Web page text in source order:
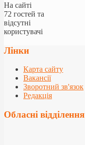
На сайті
72 гостей та
відсутні
користувачі
Лінки
Карта сайту
Вакансії
Зворотний зв'язок
Редакція
Обласні відділення